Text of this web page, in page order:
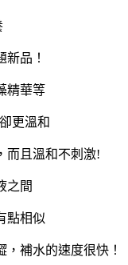
品！
精華等
更溫和
而且溫和不刺激!
之間
點相似
補水的速度很快！